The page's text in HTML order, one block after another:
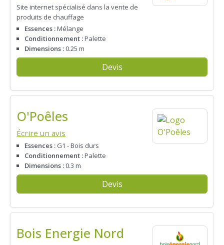
Site internet spécialisé dans la vente de
produits de chauffage
Essences :Mélange
Conditionnement :Palette
Dimensions : 0.25 m
Devis
O'Poêles
Écrire un avis
Essences : G1 - Bois durs
Conditionnement :Palette
Dimensions : 0.3 m
Devis
Bois Energie Nord